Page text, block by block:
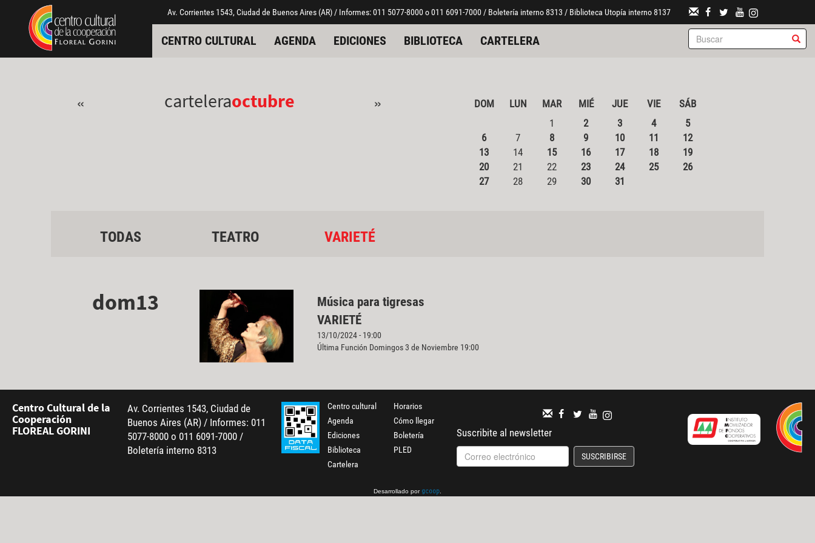
Pasar al contenido principal
Jump to main content Av. Corrientes 1543, Ciudad de Buenos Aires (AR) / Informes: 011 5077-8000 o 011 6091-7000 / Boletería interno 8313 / Biblioteca Utopía interno 8137
CENTRO CULTURAL AGENDA EDICIONES BIBLIOTECA CARTELERA
« carteleraoctubre » DOM LUN MAR MIÉ JUE VIE
SÁB
1
2 3 4
5
6
7 8 9 10 11
12
13
14 15 16 17 18
19
20
21 22 23 24 25
26
27
28 29 30 31
TODAS TEATRO VARIETÉ
dom13
Música para tigresas
VARIETÉ
13/10/2024 - 19:00
Última Función Domingos 3 de Noviembre 19:00
Centro Cultural de la
Cooperación
FLOREAL GORINI
Av. Corrientes 1543, Ciudad de
Buenos Aires (AR) / Informes: 011
5077-8000 o 011 6091-7000 /
Boletería interno 8313
Centro cultural
Agenda
Ediciones
Biblioteca
Cartelera
Horarios
Cómo llegar
Boletería
PLED
Suscribite al newsletter
SUSCRIBIRSE
Desarrollado por gcoop